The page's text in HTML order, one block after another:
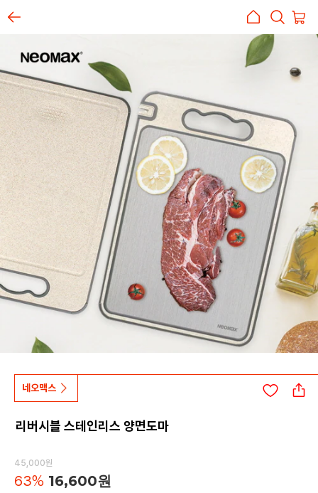
네오맥스
리버시블 스테인리스 양면도마
45,000원
63% 16,600원